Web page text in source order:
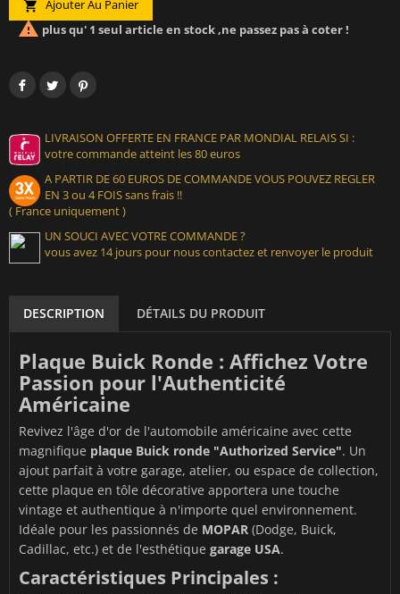
 Ajouter Au Panier
 plus qu' 1 seul article en stock ,ne passez pas à coter !
LIVRAISON OFFERTE EN FRANCE PAR MONDIAL RELAIS SI :
votre commande atteint les 80 euros
A PARTIR DE 60 EUROS DE COMMANDE VOUS POUVEZ REGLER
EN 3 ou 4 FOIS sans frais !!
( France uniquement )
UN SOUCI AVEC VOTRE COMMANDE ?
vous avez 14 jours pour nous contactez et renvoyer le produit
DESCRIPTION DÉTAILS DU PRODUIT
Plaque Buick Ronde : Affichez Votre
Passion pour l'Authenticité
Américaine
Revivez l'âge d'or de l'automobile américaine avec cette
magnifique plaque Buick ronde "Authorized Service". Un
ajout parfait à votre garage, atelier, ou espace de collection,
cette plaque en tôle décorative apportera une touche
vintage et authentique à n'importe quel environnement.
Idéale pour les passionnés de MOPAR (Dodge, Buick,
Cadillac, etc.) et de l'esthétique garage USA.
Caractéristiques Principales :